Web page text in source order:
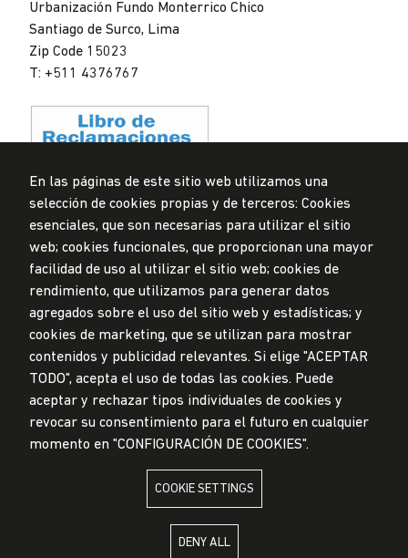
Urbanización Fundo Monterrico Chico
Santiago de Surco, Lima
Zip Code 15023
T: +511 4376767
Data Protection Policy
Submission Office
UNIVERSIDAD DE LIMA IS MEMBER OF
UNIVERSIDAD DE LIMA IS AFFILIATED WITH
En las páginas de este sitio web utilizamos una
selección de cookies propias y de terceros: Cookies
esenciales, que son necesarias para utilizar el sitio
web; cookies funcionales, que proporcionan una mayor
facilidad de uso al utilizar el sitio web; cookies de
rendimiento, que utilizamos para generar datos
agregados sobre el uso del sitio web y estadísticas; y
cookies de marketing, que se utilizan para mostrar
contenidos y publicidad relevantes. Si elige "ACEPTAR
TODO", acepta el uso de todas las cookies. Puede
aceptar y rechazar tipos individuales de cookies y
revocar su consentimiento para el futuro en cualquier
momento en "CONFIGURACIÓN DE COOKIES".
COOKIE SETTINGS
DENY ALL